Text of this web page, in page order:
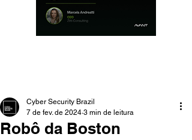
Robô da Boston
Cyber Security Brazil
7 de fev. de 2024 3 min de leitura